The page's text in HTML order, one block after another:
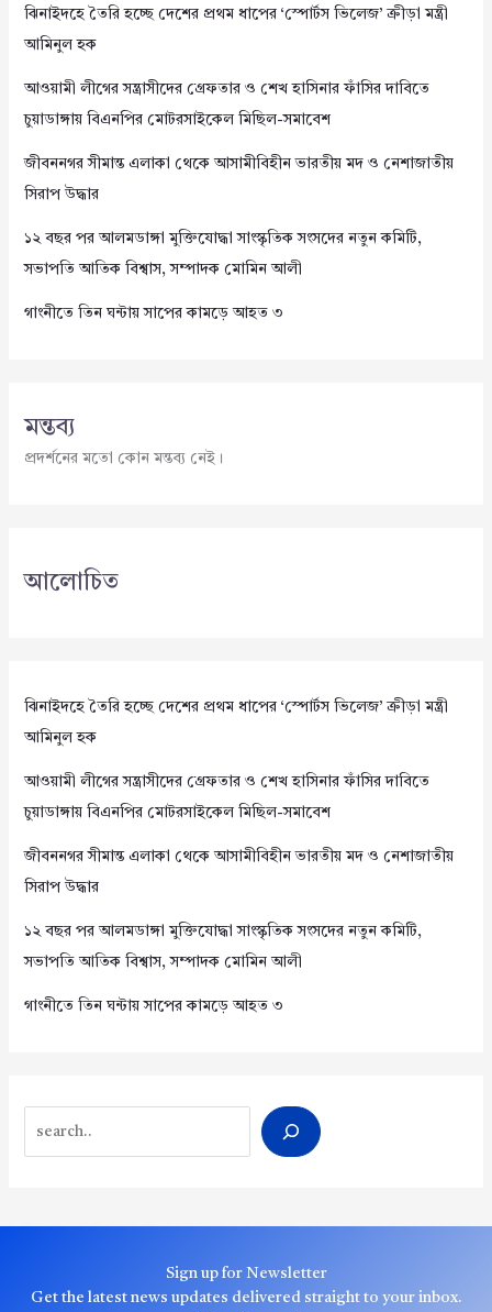
ঝিনাইদহে তৈরি হচ্ছে দেশের প্রথম ধাপের ‘স্পোর্টস ভিলেজ’ ক্রীড়া মন্ত্রী
আমিনুল হক
আওয়ামী লীগের সন্ত্রাসীদের গ্রেফতার ও শেখ হাসিনার ফাঁসির দাবিতে
চুয়াডাঙ্গায় বিএনপির মোটরসাইকেল মিছিল-সমাবেশ
জীবননগর সীমান্ত এলাকা থেকে আসামীবিহীন ভারতীয় মদ ও নেশাজাতীয়
সিরাপ উদ্ধার
১২ বছর পর আলমডাঙ্গা মুক্তিযোদ্ধা সাংস্কৃতিক সংসদের নতুন কমিটি,
সভাপতি আতিক বিশ্বাস, সম্পাদক মোমিন আলী
গাংনীতে তিন ঘন্টায় সাপের কামড়ে আহত ৩
মন্তব্য
প্রদর্শনের মতো কোন মন্তব্য নেই।
আলোচিত
ঝিনাইদহে তৈরি হচ্ছে দেশের প্রথম ধাপের ‘স্পোর্টস ভিলেজ’ ক্রীড়া মন্ত্রী
আমিনুল হক
আওয়ামী লীগের সন্ত্রাসীদের গ্রেফতার ও শেখ হাসিনার ফাঁসির দাবিতে
চুয়াডাঙ্গায় বিএনপির মোটরসাইকেল মিছিল-সমাবেশ
জীবননগর সীমান্ত এলাকা থেকে আসামীবিহীন ভারতীয় মদ ও নেশাজাতীয়
সিরাপ উদ্ধার
১২ বছর পর আলমডাঙ্গা মুক্তিযোদ্ধা সাংস্কৃতিক সংসদের নতুন কমিটি,
সভাপতি আতিক বিশ্বাস, সম্পাদক মোমিন আলী
গাংনীতে তিন ঘন্টায় সাপের কামড়ে আহত ৩
Sign up for Newsletter
Get the latest news updates delivered straight to your inbox.